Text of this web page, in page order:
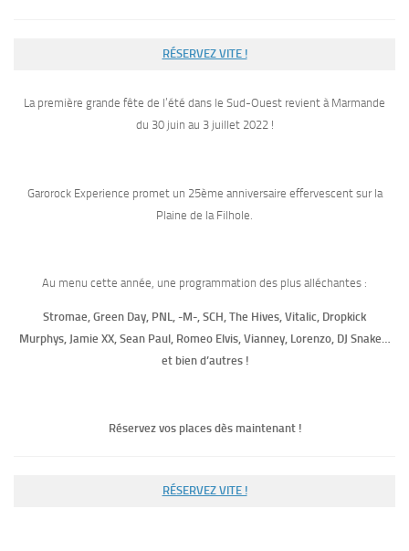
RÉSERVEZ VITE !
La première grande fête de l’été dans le Sud-Ouest revient à Marmande
du 30 juin au 3 juillet 2022 !
Garorock Experience promet un 25ème anniversaire effervescent sur la
Plaine de la Filhole.
Au menu cette année, une programmation des plus alléchantes :
Stromae, Green Day, PNL, -M-, SCH, The Hives, Vitalic, Dropkick
Murphys, Jamie XX, Sean Paul, Romeo Elvis, Vianney, Lorenzo, DJ Snake…
et bien d’autres !
Réservez vos places dès maintenant !
RÉSERVEZ VITE !